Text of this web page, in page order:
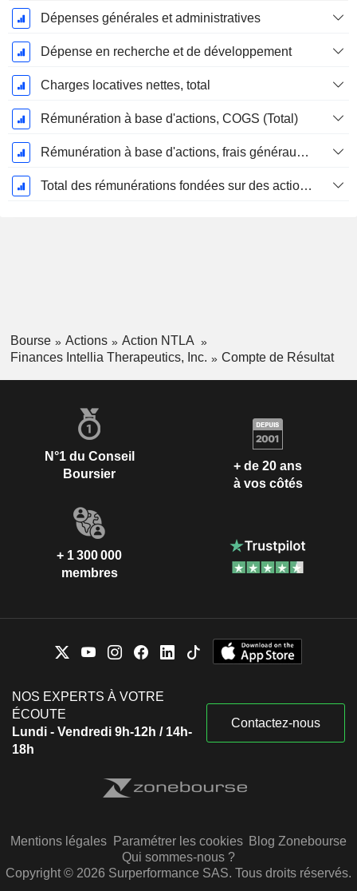
Dépenses générales et administratives
Dépense en recherche et de développement
Charges locatives nettes, total
Rémunération à base d'actions, COGS (Total)
Rémunération à base d'actions, frais généraux et administratifs (total)
Total des rémunérations fondées sur des actions
Bourse Actions
Action NTLA
Finances Intellia Therapeutics, Inc.
Compte de Résultat
N°1 du Conseil
Boursier
+ de 20 ans
à vos côtés
+ 1 300 000
membres
NOS EXPERTS À VOTRE
ÉCOUTE
Lundi - Vendredi 9h-12h / 14h-
18h
Contactez-nous
Mentions légales Paramétrer les cookies Blog Zonebourse
Qui sommes-nous ?
Copyright © 2026 Surperformance SAS. Tous droits réservés.